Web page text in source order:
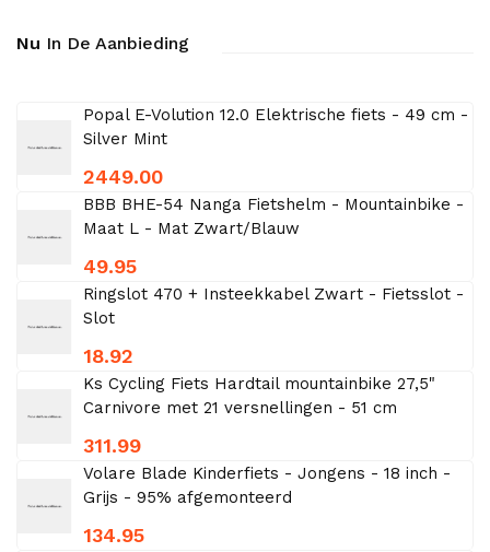
Nu In De Aanbieding
Popal E-Volution 12.0 Elektrische fiets - 49 cm -
Silver Mint
2449.00
BBB BHE-54 Nanga Fietshelm - Mountainbike -
Maat L - Mat Zwart/Blauw
49.95
Ringslot 470 + Insteekkabel Zwart - Fietsslot -
Slot
18.92
Ks Cycling Fiets Hardtail mountainbike 27,5"
Carnivore met 21 versnellingen - 51 cm
311.99
Volare Blade Kinderfiets - Jongens - 18 inch -
Grijs - 95% afgemonteerd
134.95